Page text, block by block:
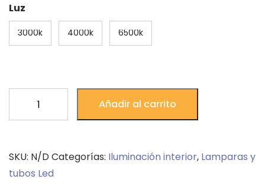
6,55 €
Luz
3000k 4000k 6500k
Filux
cantidad
Añadir al carrito
SKU: N/DCategorías: Iluminación interior, Lamparas y
tubos Led